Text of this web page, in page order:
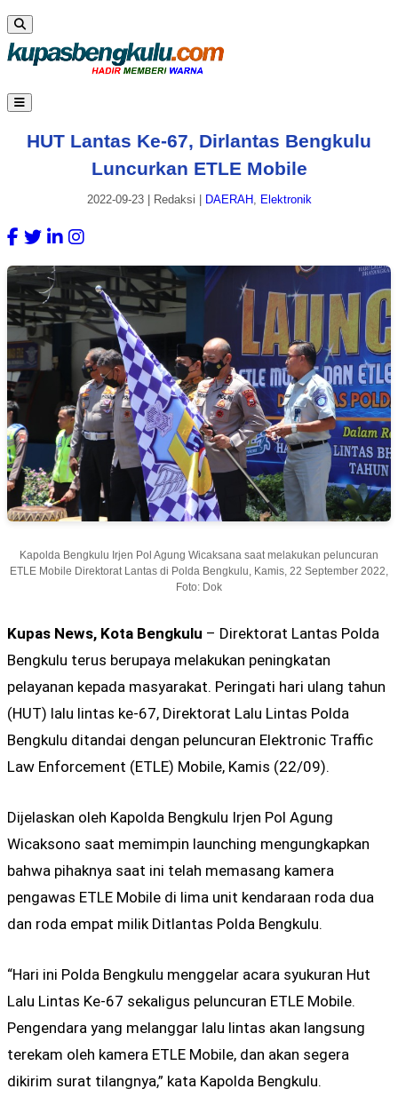
HUT Lantas Ke-67, Dirlantas Bengkulu
Luncurkan ETLE Mobile
2022-09-23| Redaksi DAERAH, Elektronik
Kapolda Bengkulu Irjen Pol Agung Wicaksana saat melakukan peluncuran
ETLE Mobile Direktorat Lantas di Polda Bengkulu, Kamis, 22 September 2022,
Foto: Dok
Kupas News, Kota Bengkulu – Direktorat Lantas Polda
Bengkulu terus berupaya melakukan peningkatan
pelayanan kepada masyarakat. Peringati hari ulang tahun
(HUT) lalu lintas ke-67, Direktorat Lalu Lintas Polda
Bengkulu ditandai dengan peluncuran Elektronic Traffic
Law Enforcement (ETLE) Mobile, Kamis (22/09).
Dijelaskan oleh Kapolda Bengkulu Irjen Pol Agung
Wicaksono saat memimpin launching mengungkapkan
bahwa pihaknya saat ini telah memasang kamera
pengawas ETLE Mobile di lima unit kendaraan roda dua
dan roda empat milik Ditlantas Polda Bengkulu.
“Hari ini Polda Bengkulu menggelar acara syukuran Hut
Lalu Lintas Ke-67 sekaligus peluncuran ETLE Mobile.
Pengendara yang melanggar lalu lintas akan langsung
terekam oleh kamera ETLE Mobile, dan akan segera
dikirim surat tilangnya,” kata Kapolda Bengkulu.